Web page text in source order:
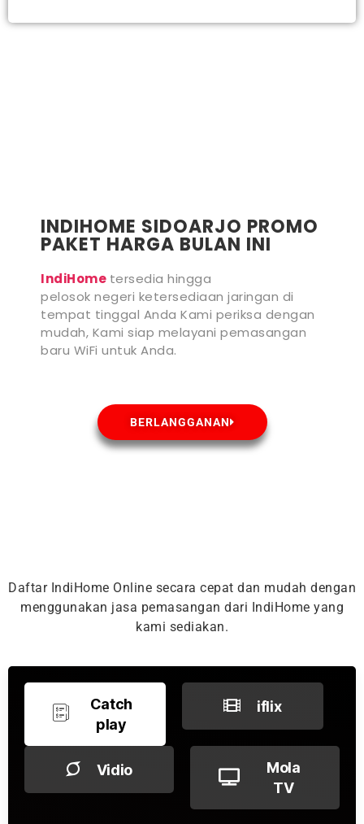
INDIHOME SIDOARJO PROMO
PAKET HARGA BULAN INI
IndiHome tersedia hingga
pelosok negeri ketersediaan jaringan di
tempat tinggal Anda Kami periksa dengan
mudah, Kami siap melayani pemasangan
baru WiFi untuk Anda.
BERLANGGANAN
Daftar IndiHome Online secara cepat dan mudah dengan
menggunakan jasa pemasangan dari IndiHome yang
kami sediakan.
Catch
play
iflix
Vidio
Mola
TV